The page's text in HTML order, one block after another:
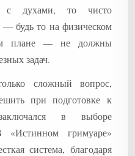
с духами, то чисто
— будь то на физическом
плане — не должны
задач.
сложный вопрос,
при подготовке к
в выборе
«Истинном гримуаре»
система, благодаря